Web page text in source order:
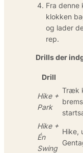
Fra denne
klokken
og lader
rep.
Drills der
Drill
Hike +
Park
Træk
Hike +
Én
Swing
Hike,